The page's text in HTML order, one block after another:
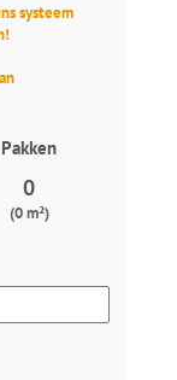
systeem
Pakken
0
(0 m²)